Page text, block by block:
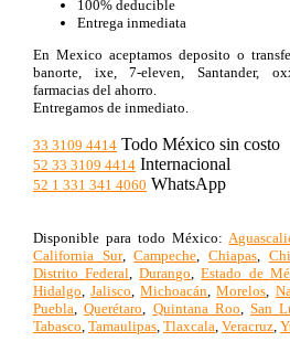
100% deducible
Entrega inmediata
En Mexico aceptamos deposito o
banorte, ixe, 7-eleven, Santander,
farmacias del ahorro.
Entregamos de inmediato.
33 3109 4414 Todo México sin costo
52 33 3109 4414 Internacional
52 1 331 341 4060 WhatsApp
Disponible para todo México:
California Sur,Campeche,Chiapas,
Distrito Federal,Durango,Estado de
Hidalgo,Jalisco,Michoacán,Morelos,
Puebla,Querétaro, Quintana Roo, San
Tabasco, Tamaulipas, Tlaxcala, Veracruz,